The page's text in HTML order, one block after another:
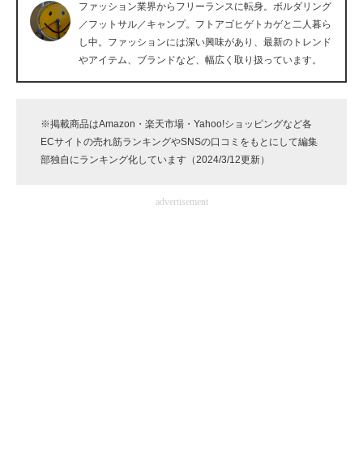
経営リーダーのコミュニティ
マーケ×ITの今がよく分かる
ITエンジニア向け専門サイト
ファッション業界からフリーランスに転身。ボルダリング
／フットサル／キャンプ。フトアゴヒゲトカゲと二人暮ら
し中。ファッションには深い興味があり、最新のトレンド
やアイテム、ブランドなど、幅広く取り扱っています。
※掲載商品はAmazon・楽天市場・Yahoo!ショッピングなど各
ECサイトの売れ筋ランキングやSNSの口コミをもとにして編集
部独自にランキング化しています（2024/3/12更新）
advertisement